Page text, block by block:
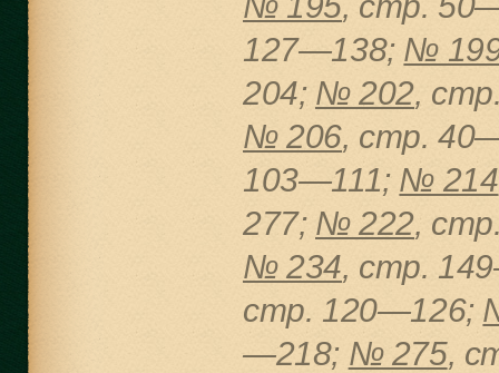
127—138; №
204; № 202,
№ 206, cтр.
103—111; № 214
277; № 222,
№ 234, cтр.
cтр. 120—126;
—218; № 275,